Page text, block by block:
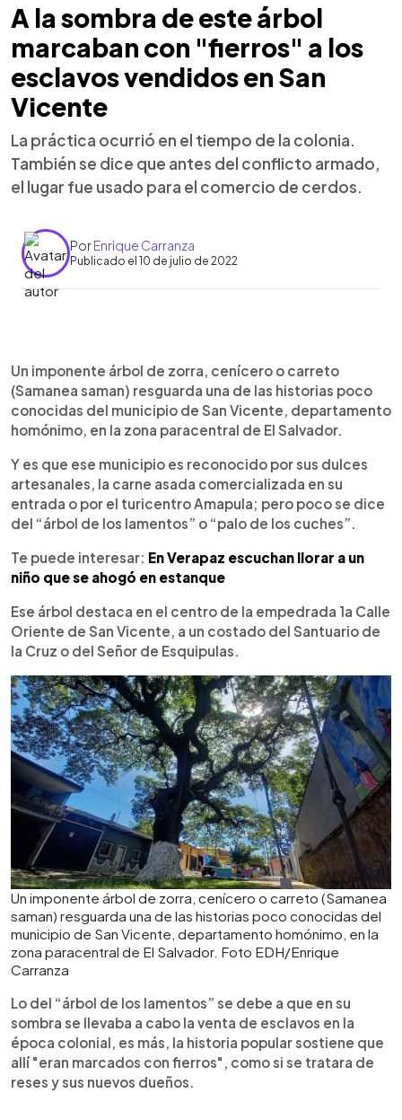
A la sombra de este árbol
marcaban con "fierros" a los
esclavos vendidos en San
Vicente
La práctica ocurrió en el tiempo de la colonia.
También se dice que antes del conflicto armado,
el lugar fue usado para el comercio de cerdos.
PorEnrique Carranza
Publicado el 10 de julio de 2022
Escuchar artículo
Un imponente árbol de zorra, cenícero o carreto
(Samanea saman) resguarda una de las historias poco
conocidas del municipio de San Vicente, departamento
homónimo, en la zona paracentral de El Salvador.
Y es que ese municipio es reconocido por sus dulces
artesanales, la carne asada comercializada en su
entrada o por el turicentro Amapula; pero poco se dice
del “árbol de los lamentos” o “palo de los cuches”.
Te puede interesar: En Verapaz escuchan llorar a un
niño que se ahogó en estanque
Ese árbol destaca en el centro de la empedrada 1a Calle
Oriente de San Vicente, a un costado del Santuario de
la Cruz o del Señor de Esquipulas.
Un imponente árbol de zorra, cenícero o carreto (Samanea
saman) resguarda una de las historias poco conocidas del
municipio de San Vicente, departamento homónimo, en la
zona paracentral de El Salvador. Foto EDH/Enrique
Carranza
Lo del “árbol de los lamentos” se debe a que en su
sombra se llevaba a cabo la venta de esclavos en la
época colonial, es más, la historia popular sostiene que
allí "eran marcados con fierros", como si se tratara de
reses y sus nuevos dueños.